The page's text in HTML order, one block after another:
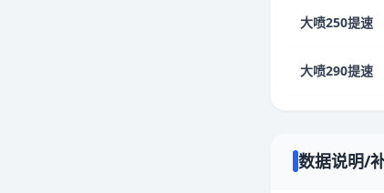
大喷250提速
大喷290提速
数据说明/